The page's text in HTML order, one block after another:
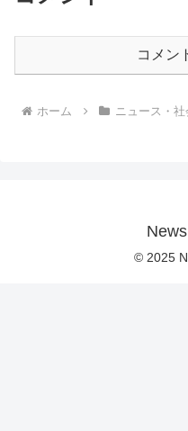
コメン
ホーム ニュース・社
© 2025